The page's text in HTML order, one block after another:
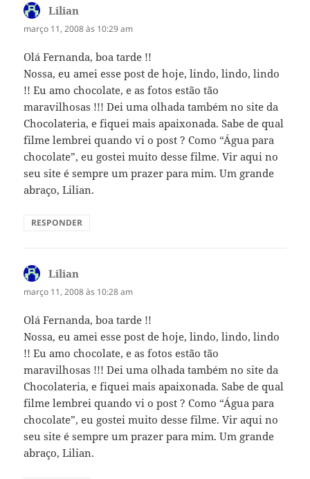
Lilian
março 11, 2008 às 10:29 am
Olá Fernanda, boa tarde !!
Nossa, eu amei esse post de hoje, lindo, lindo, lindo
!! Eu amo chocolate, e as fotos estão tão
maravilhosas !!! Dei uma olhada também no site da
Chocolateria, e fiquei mais apaixonada. Sabe de qual
filme lembrei quando vi o post ? Como “Água para
chocolate”, eu gostei muito desse filme. Vir aqui no
seu site é sempre um prazer para mim. Um grande
abraço, Lilian.
RESPONDER
Lilian
março 11, 2008 às 10:28 am
Olá Fernanda, boa tarde !!
Nossa, eu amei esse post de hoje, lindo, lindo, lindo
!! Eu amo chocolate, e as fotos estão tão
maravilhosas !!! Dei uma olhada também no site da
Chocolateria, e fiquei mais apaixonada. Sabe de qual
filme lembrei quando vi o post ? Como “Água para
chocolate”, eu gostei muito desse filme. Vir aqui no
seu site é sempre um prazer para mim. Um grande
abraço, Lilian.